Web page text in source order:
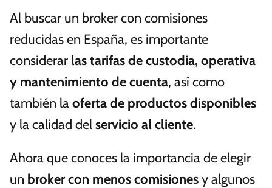
Al buscar un broker con comisiones
reducidas en España, es importante
considerar las tarifas de custodia, operativa
y mantenimiento de cuenta, así como
también laoferta de productos disponibles
y la calidad delservicio al cliente.
Ahora que conoces la importancia de elegir
un broker con menos comisionesy algunos